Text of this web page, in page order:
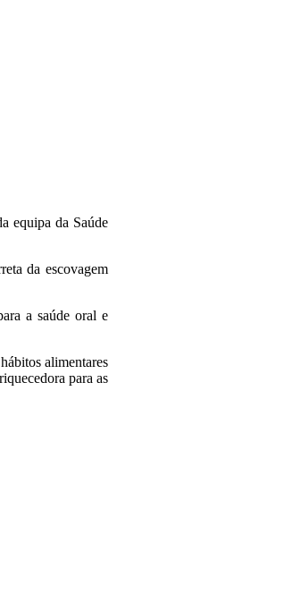
equipa da Saúde
da escovagem
a saúde oral e
alimentares
para as